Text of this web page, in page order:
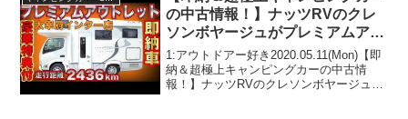
の中古情報！】ナッツRVのクレ
ソンボヤージュがプレミアムアウ
トレット車として太宰府インター
店から登場！
1:アウトドアー好き2020.05.11(Mon)【即
納＆超極上キャンピングカーの中古情
報！】ナッツRVのクレソンボヤージュが